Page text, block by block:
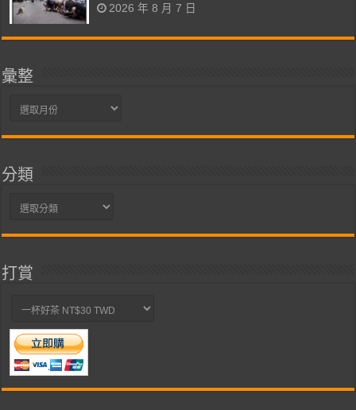
2026 年 8 月 7 日
彙整
彙
分類
分
打賞